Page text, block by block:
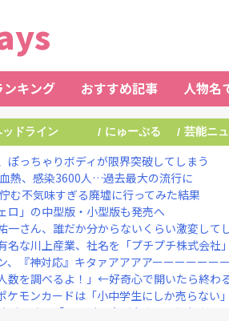
ンキング おすすめ記事 人物名
ドライン / にゅーぷる / 芸能ニ
ぽっちゃりボディが限界突破してしまう
血熱、感染3600人…過去最大の流行に
む不気味すぎる廃墟に行ってみた結果
ロ」の中型版・小型版も発売へ
一さん、誰だか分からないくらい激変して
名な川上産業、社名を「プチプチ株式会社
、『神対応』キタァアアアアーーーーーー
数を調べるよ！」←好奇心で開いたら終わ
ケモンカードは「小中学生にしか売らな
形に成功「この形の鼻が全女子の理想だと